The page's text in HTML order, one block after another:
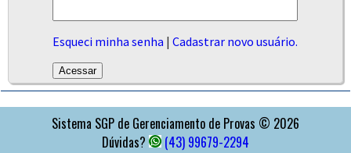
Esqueci minha senha |Cadastrar novo usuário.
Sistema SGP de Gerenciamento de Provas © 2026
Dúvidas?
(43) 99679-2294